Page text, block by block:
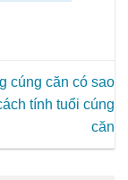
cúng căn có sao
tính tuổi cúng
căn